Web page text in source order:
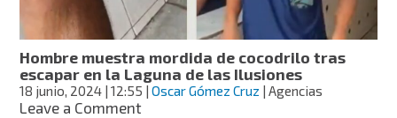
familia
lo
reconoció
tras
video
viral
Hombre muestra mordida de cocodrilo tras
escapar en la Laguna de las Ilusiones
18 junio, 2024 | 12:55 |Oscar Gómez Cruz | Agencias
Leave a Commenton